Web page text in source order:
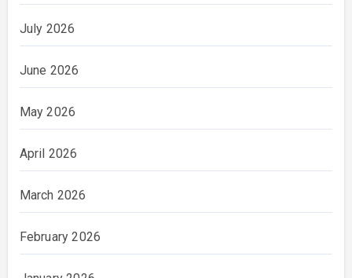
July 2026
June 2026
May 2026
April 2026
March 2026
February 2026